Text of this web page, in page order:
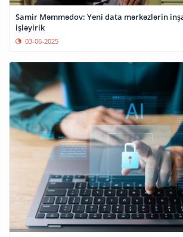
Samir Məmmədov: Yeni data mərkəzlərin
işləyirik
03-06-2025